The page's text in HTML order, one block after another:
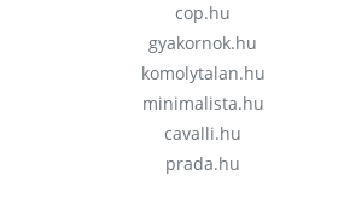
cop.hu
gyakornok.hu
komolytalan.hu
minimalista.hu
cavalli.hu
prada.hu